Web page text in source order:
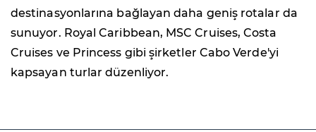
destinasyonlarına bağlayan daha geniş rotalar da
sunuyor. Royal Caribbean, MSC Cruises, Costa
Cruises ve Princess gibi şirketler Cabo Verde'yi
kapsayan turlar düzenliyor.